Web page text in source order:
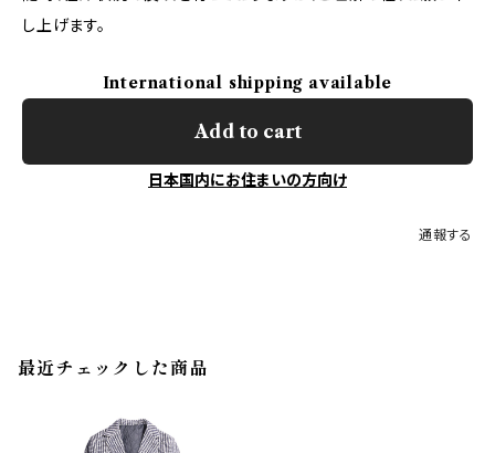
し上げます。
International shipping available
Add to cart
日本国内にお住まいの方向け
通報する
最近チェックした商品